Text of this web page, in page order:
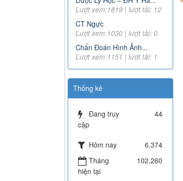
Lượt xem:1819 | lượt tải: 12
CT Ngực
Lượt xem:1030 | lượt tải: 0
Chẩn Đoán Hình Ảnh...
Lượt xem:1151 | lượt tải: 1
Thống kê
Đang truy
cập
44
Hôm nay
6,374
Tháng
hiện tại
102,260